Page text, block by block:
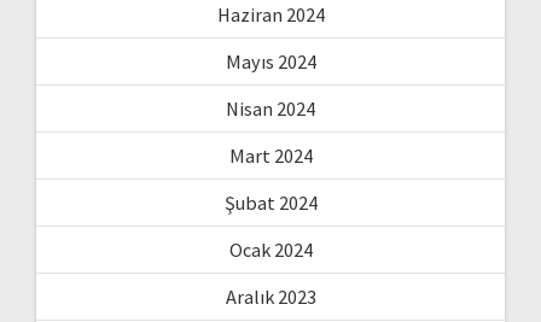
Haziran 2024
Mayıs 2024
Nisan 2024
Mart 2024
Şubat 2024
Ocak 2024
Aralık 2023